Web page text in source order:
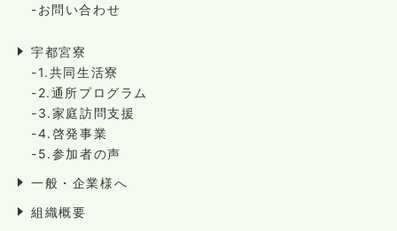
-お問い合わせ
宇都宮寮
-1.共同生活寮
-2.通所プログラム
-3.家庭訪問支援
-4.啓発事業
-5.参加者の声
一般・企業様へ
組織概要